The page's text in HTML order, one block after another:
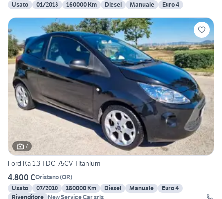
Usato
01/2013 160000 Km Diesel Manuale Euro 4
7
Ford Ka 1.3 TDCi 75CV Titanium
4.800 €Oristano(OR)
Usato
07/2010 180000 Km Diesel Manuale
Euro 4
Rivenditore New Service Car srls